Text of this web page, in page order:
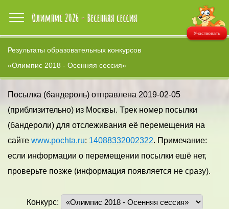
Участвовать
Результаты образовательных конкурсов
«Олимпис 2018 - Осенняя сессия»
Посылка (бандероль) отправлена 2019-02-05
(приблизительно) из Москвы. Трек номер посылки
(бандероли) для отслеживания её перемещения на
сайте www.pochta.ru: 14088332002322. Примечание:
если информации о перемещении посылки ешё нет,
проверьте позже (информация появляется не сразу).
Конкурс: